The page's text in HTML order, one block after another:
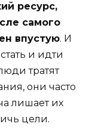
ресурс,
самого
впустую. И
и идти
тратят
они часто
лишает их
цели.